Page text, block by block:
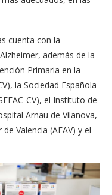
cuenta con la
además de la
Primaria en la
la Sociedad Española
CV), el Instituto de
Arnau de Vilanova,
Valencia (AFAV) y el